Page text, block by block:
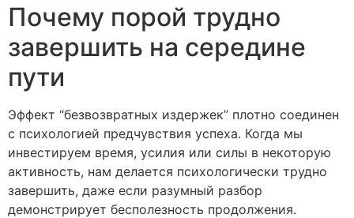
Почему порой трудно
завершить на середине
пути
Эффект “безвозвратных издержек” плотно соединен
с психологией предчувствия успеха. Когда мы
инвестируем время, усилия или силы в некоторую
активность, нам делается психологически трудно
завершить, даже если разумный разбор
демонстрирует бесполезность продолжения.